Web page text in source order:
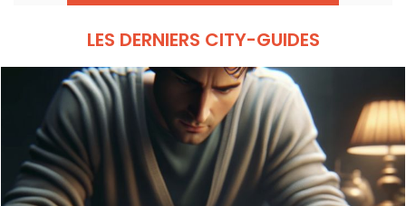
LES DERNIERS CITY-GUIDES